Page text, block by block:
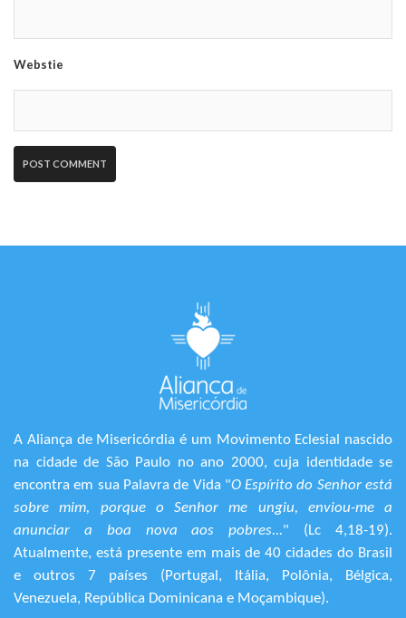
Webstie
A Aliança de Misericórdia é um Movimento Eclesial nascido
na cidade de São Paulo no ano 2000, cuja identidade se
encontra em sua Palavra de Vida "O Espírito do Senhor está
sobre mim, porque o Senhor me ungiu, enviou-me a
anunciar a boa nova aos pobres..." (Lc 4,18-19).
Atualmente, está presente em mais de 40 cidades do Brasil
e outros 7 países (Portugal, Itália, Polônia, Bélgica,
Venezuela, República Dominicana e Moçambique).